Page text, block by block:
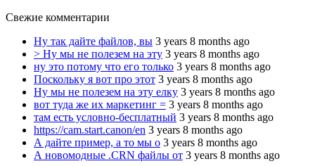
Свежие комментарии
Ну так дайте файлов, вы 3 years 8 months ago
> Ну мы не полезем на эту 3 years 8 months ago
ну это потому что его только 3 years 8 months ago
Поскольку я вот про этот 3 years 8 months ago
Ну мы не полезем на эту елку 3 years 8 months ago
вот туда же их маркетинг = 3 years 8 months ago
там есть условно-бесплатный 3 years 8 months ago
https://cam.start.canon/en 3 years 8 months ago
А дайте пример, а то мы о 3 years 8 months ago
А новомодные .CRN файлы от 3 years 8 months ago